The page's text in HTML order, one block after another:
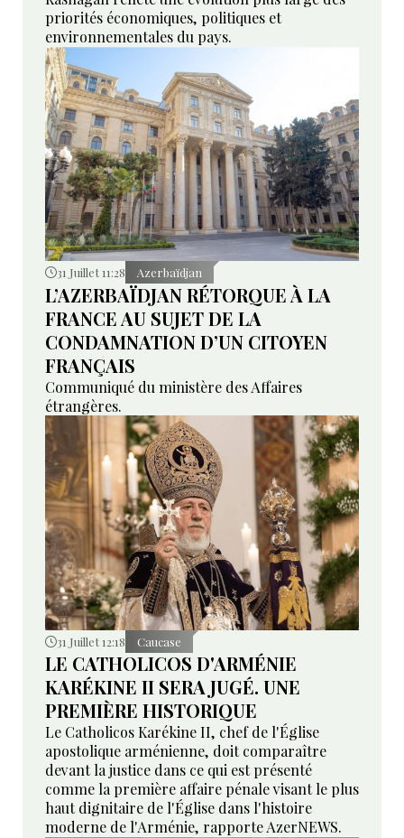
priorités économiques, politiques et
environnementales du pays.
31 Juillet 11:28 Azerbaïdjan
L’AZERBAÏDJAN RÉTORQUE À LA
FRANCE AU SUJET DE LA
CONDAMNATION D’UN CITOYEN
FRANÇAIS
Communiqué du ministère des Affaires
étrangères.
31 Juillet 12:18 Caucase
LE CATHOLICOS D'ARMÉNIE
KARÉKINE II SERA JUGÉ. UNE
PREMIÈRE HISTORIQUE
Le Catholicos Karékine II, chef de l'Église
apostolique arménienne, doit comparaître
devant la justice dans ce qui est présenté
comme la première affaire pénale visant le plus
haut dignitaire de l'Église dans l'histoire
moderne de l'Arménie, rapporte AzerNEWS.